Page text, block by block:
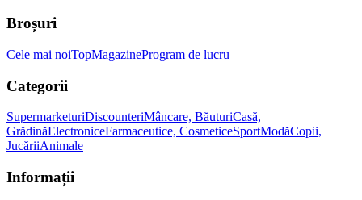
Broșuri
Cele mai noiTopMagazineProgram de lucru
Categorii
SupermarketuriDiscounteriMâncare, BăuturiCasă,
GrădinăElectroniceFarmaceutice, CosmeticeSportModăCopii,
JucăriiAnimale
Informații